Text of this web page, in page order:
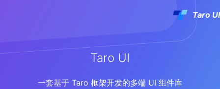
Taro UI
Taro UI
一套基于 Taro 框架开发的多端 UI 组件库